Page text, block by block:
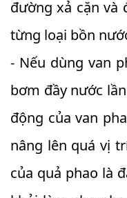
đường xả cặn và
từng loại bồn
- Nếu dùng van
bơm đầy nước
động của van
nâng lên quá vị
của quả phao là